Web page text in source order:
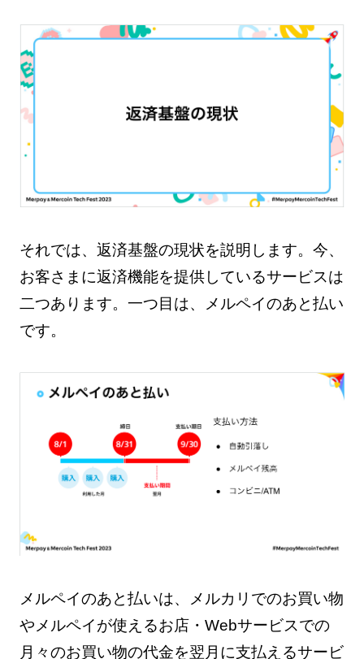
それでは、返済基盤の現状を説明します。今、
お客さまに返済機能を提供しているサービスは
二つあります。一つ目は、メルペイのあと払い
です。
メルペイのあと払いは、メルカリでのお買い物
やメルペイが使えるお店・Webサービスでの
月々のお買い物の代金を翌月に支払えるサービ